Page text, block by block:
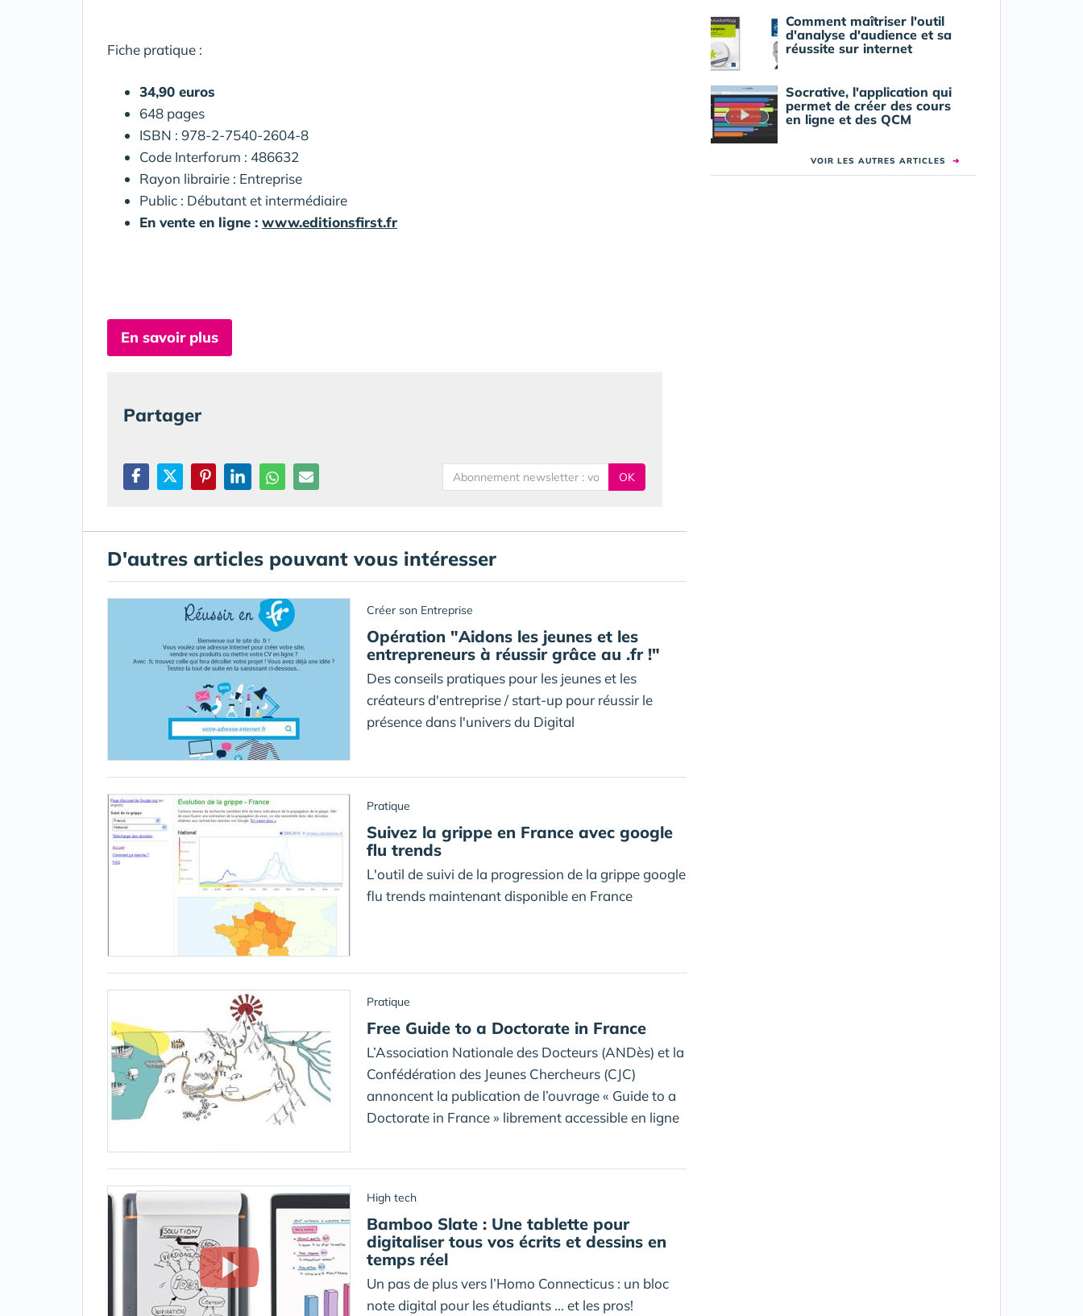
Fiche pratique :
34,90 euros
648 pages
ISBN : 978-2-7540-2604-8
Code Interforum : 486632
Rayon librairie : Entreprise
Public : Débutant et intermédiaire
En vente en ligne : www.editionsfirst.fr
En savoir plus
Partager
OK
D'autres articles pouvant vous intéresser
Créer son Entreprise
Opération "Aidons les jeunes et les
entrepreneurs à réussir grâce au .fr !"
Des conseils pratiques pour les jeunes et les
créateurs d'entreprise / start-up pour réussir le
présence dans l'univers du Digital
Pratique
Suivez la grippe en France avec google
flu trends
L'outil de suivi de la progression de la grippe google
flu trends maintenant disponible en France
Pratique
Free Guide to a Doctorate in France
L’Association Nationale des Docteurs (ANDès) et la
Confédération des Jeunes Chercheurs (CJC)
annoncent la publication de l’ouvrage « Guide to a
Doctorate in France » librement accessible en ligne
High tech
Bamboo Slate : Une tablette pour
digitaliser tous vos écrits et dessins en
temps réel
Un pas de plus vers l’Homo Connecticus : un bloc
note digital pour les étudiants ... et les pros!
Comment maîtriser l'outil
d'analyse d'audience et sa
réussite sur internet
Socrative, l'application qui
permet de créer des cours
en ligne et des QCM
VOIR LES AUTRES ARTICLES ➜